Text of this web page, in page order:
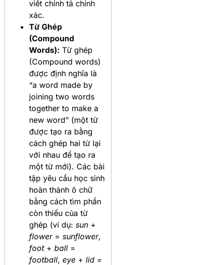
viết chính tả chính
xác.
Từ Ghép
(Compound
Words): Từ ghép
(Compound words)
được định nghĩa là
“a word made by
joining two words
together to make a
new word” (một từ
được tạo ra bằng
cách ghép hai từ lại
với nhau để tạo ra
một từ mới). Các bài
tập yêu cầu học sinh
hoàn thành ô chữ
bằng cách tìm phần
còn thiếu của từ
ghép (ví dụ: sun +
flower= sunflower,
foot+ ball =
football, eye + lid =